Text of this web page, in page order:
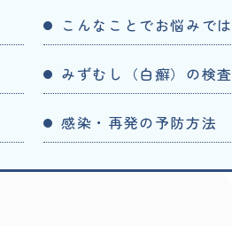
こんなことでお悩みで
みずむし（白癬）の検
感染・再発の予防方法